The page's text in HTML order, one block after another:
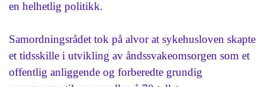
en helhetlig politikk.
Samordningsrådet tok på alvor at sykehusloven skapte
et tidsskille i utvikling av åndssvakeomsorgen som et
offentlig anliggende og forberedte grundig